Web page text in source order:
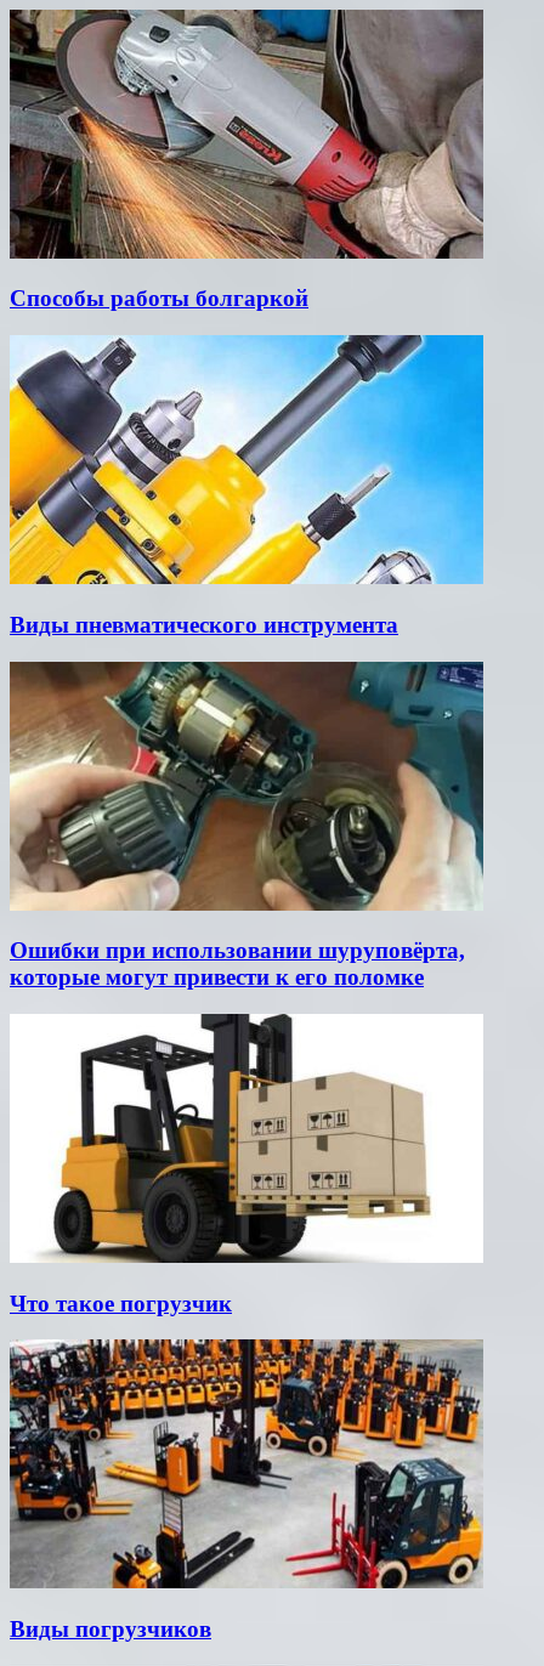
Способы работы болгаркой
Виды пневматического инструмента
Ошибки при использовании шуруповёрта,
которые могут привести к его поломке
Что такое погрузчик
Виды погрузчиков